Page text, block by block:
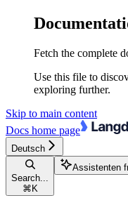
Fetch the complete
Use this file to
exploring further.
Skip to main content
Docs home page
Deutsch
Search...
⌘ K
Assistenten